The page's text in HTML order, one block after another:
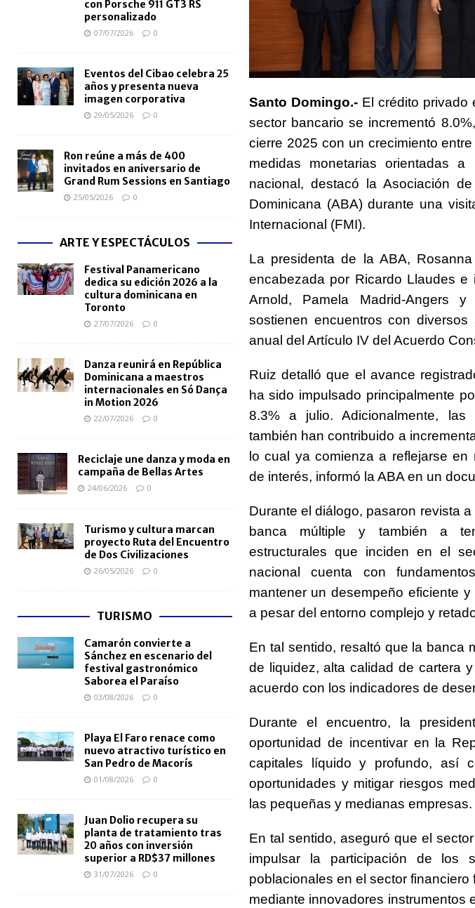
Santo Domingo.-El crédito privado
sector bancario se incrementó
cierre 2025 con un crecimiento
medidas monetarias orientadas
nacional, destacó la Asociación
Dominicana (ABA) durante una
Internacional (FMI).
La presidenta de la ABA,
encabezada por Ricardo Llaudes e
Arnold, Pamela Madrid-Angers
sostienen encuentros con
anual del Artículo IV del Acuerdo
Ruiz detalló que el avance
ha sido impulsado principalmente
8.3% a julio. Adicionalmente, las
también han contribuido a
lo cual ya comienza a reflejarse
de interés, informó la ABA en un
Durante el diálogo, pasaron revista
banca múltiple y también a
estructurales que inciden en el
nacional cuenta con
mantener un desempeño eficiente
a pesar del entorno complejo y
En tal sentido, resaltó que la banca
de liquidez, alta calidad de cartera
acuerdo con los indicadores de
Durante el encuentro, la
oportunidad de incentivar en la
capitales líquido y profundo, así
oportunidades y mitigar riesgos
las pequeñas y medianas empresas.
En tal sentido, aseguró que el
impulsar la participación de los
poblacionales en el sector
mediante innovadores instrumentos
con Porsche 911 GT3 RS
personalizado
07/07/2026 0
Eventos del Cibao celebra 25
años y presenta nueva
imagen corporativa
29/05/2026 0
Ron reúne a más de 400
invitados en aniversario de
Grand Rum Sessions en Santiago
25/05/2026 0
ARTE Y ESPECTÁCULOS
Festival Panamericano
dedica su edición 2026 a la
cultura dominicana en
Toronto
27/07/2026 0
Danza reunirá en República
Dominicana a maestros
internacionales en Só Dança
in Motion 2026
22/07/2026 0
Reciclaje une danza y moda en
campaña de Bellas Artes
24/06/2026 0
Turismo y cultura marcan
proyecto Ruta del Encuentro
de Dos Civilizaciones
26/05/2026 0
TURISMO
Camarón convierte a
Sánchez en escenario del
festival gastronómico
Saborea el Paraíso
03/08/2026 0
Playa El Faro renace como
nuevo atractivo turístico en
San Pedro de Macorís
01/08/2026 0
Juan Dolio recupera su
planta de tratamiento tras
20 años con inversión
superior a RD$37 millones
31/07/2026 0